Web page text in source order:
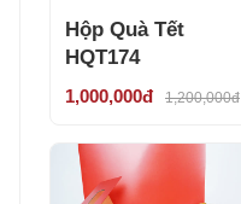
Hộp Quà Tết
HQT174
1,000,000đ 1,200,000đ